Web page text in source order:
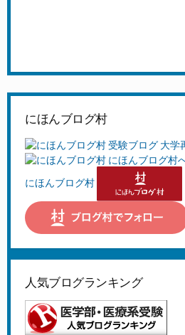
にほんブログ村
にほんブログ村
人気ブログランキング